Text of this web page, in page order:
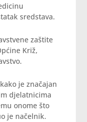
sredstava.
zaštite
Križ,
je značajan
djelatnicima
onome što
je načelnik.